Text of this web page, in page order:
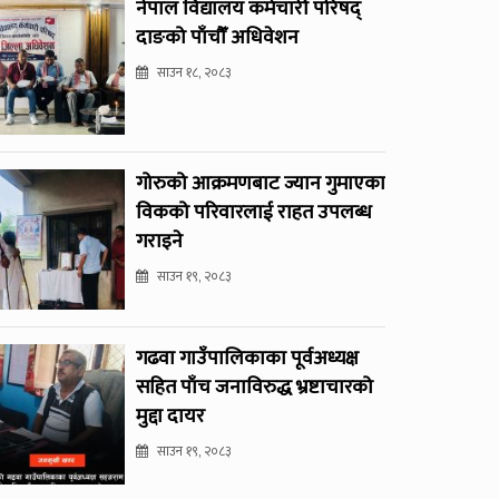
नेपाल विद्यालय कर्मचारी परिषद्
दाङको पाँचौँ अधिवेशन
साउन १८, २०८३
गोरुको आक्रमणबाट ज्यान गुमाएका
विकको परिवारलाई राहत उपलब्ध
गराइने
साउन १९, २०८३
गढवा गाउँपालिकाका पूर्वअध्यक्ष
सहित पाँच जनाविरुद्ध भ्रष्टाचारको
मुद्दा दायर
साउन १९, २०८३